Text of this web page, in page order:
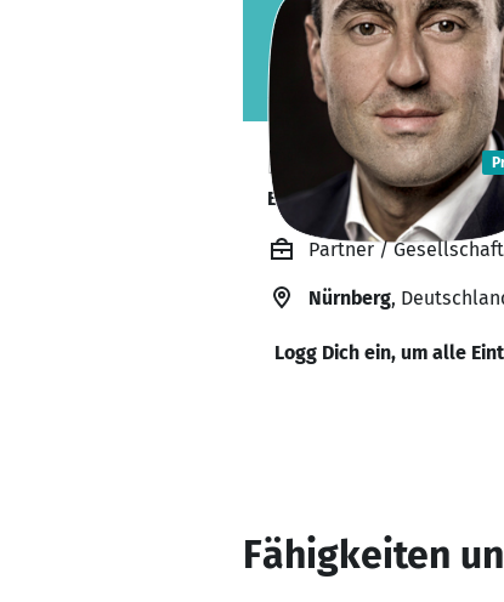
Kürsat Gökce
EVOLUTIONIZER | THE
Partner /
Nürnberg,
Logg Dich ein, um alle
Fähigkeiten